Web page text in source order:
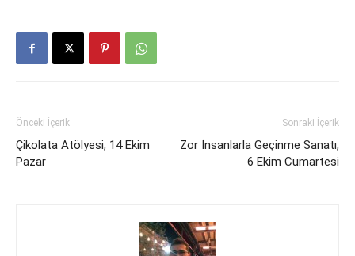
Önceki İçerik
Çikolata Atölyesi, 14 Ekim
Pazar
Sonraki İçerik
Zor İnsanlarla Geçinme Sanatı,
6 Ekim Cumartesi